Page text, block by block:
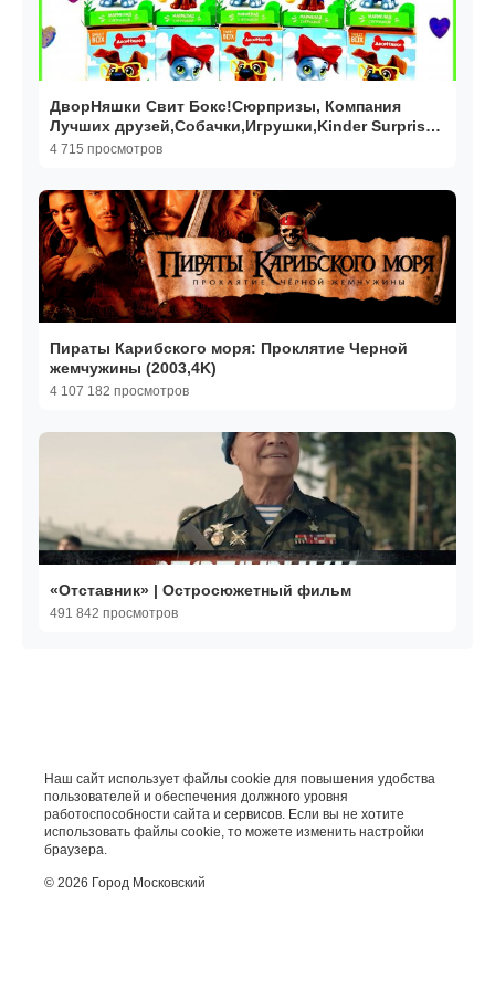
ДворНяшки Свит Бокс!Сюрпризы, Компания
Лучших друзей,Собачки,Игрушки,Kinder Surprise
unboxing
4 715 просмотров
Пираты Карибского моря: Проклятие Черной
жемчужины (2003,4K)
4 107 182 просмотров
«Отставник» | Остросюжетный фильм
491 842 просмотров
Наш сайт использует файлы cookie для повышения удобства
пользователей и обеспечения должного уровня
работоспособности сайта и сервисов. Если вы не хотите
использовать файлы cookie, то можете изменить настройки
браузера.
© 2026 Город Московский